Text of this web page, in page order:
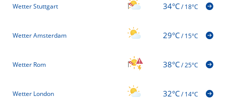
Wetter Stuttgart 34°C/18°C
Wetter Amsterdam 29°C/15°C
Wetter Rom 38°C/25°C
Wetter London 32°C/14°C